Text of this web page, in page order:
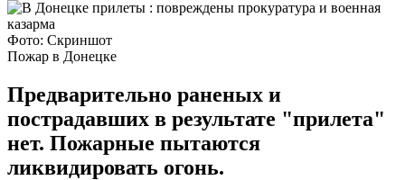
Фото: Скриншот
Пожар в Донецке
Предварительно раненых и
пострадавших в результате "прилета"
нет. Пожарные пытаются
ликвидировать огонь.